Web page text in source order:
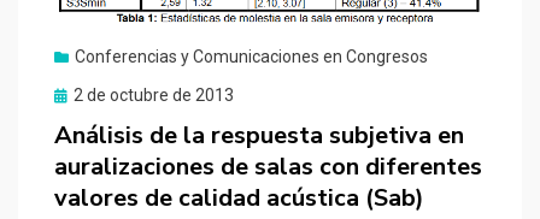
Conferencias y Comunicaciones en Congresos
Publicado
2 de octubre de 2013
Análisis de la respuesta subjetiva en
auralizaciones de salas con diferentes
valores de calidad acústica (Sab)